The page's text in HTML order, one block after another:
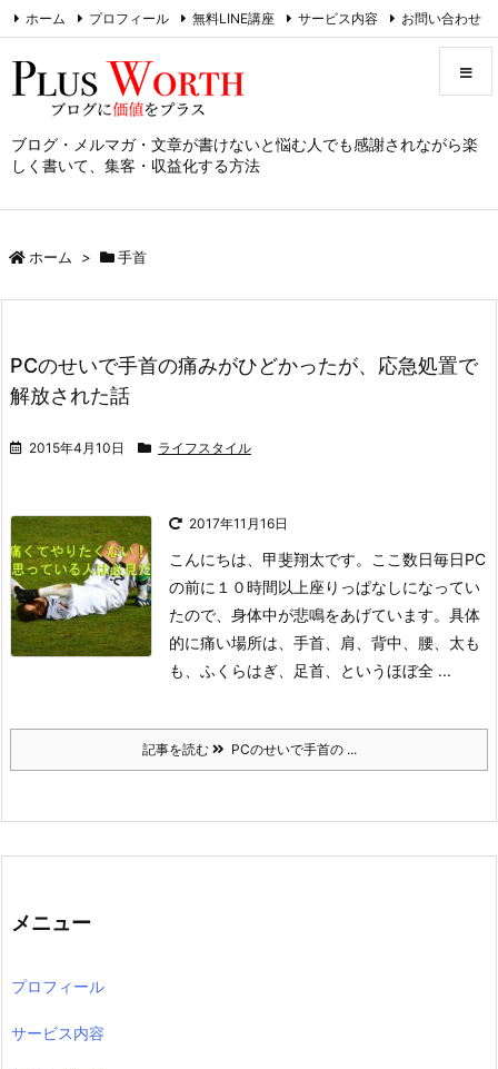
ブログ・メルマガ・文章が書けないと悩む人でも感謝されながら楽
しく書いて、集客・収益化する方法
メニュ
検索
ホーム プロフィール 無料LINE講座 サービス内容 お問い合わせ
ホーム > 手首
PCのせいで手首の痛みがひどかったが、応急処置で
解放された話
2015年4月10日 ライフスタイル
2017年11月16日
こんにちは、甲斐翔太です。
ここ数日毎日PC
の前に１０時間以上座りっぱなしになってい
たので、身体中が悲鳴をあげています。 具体
的に痛い場所は、 手首、肩、背中、腰、太も
も、ふくらはぎ、足首、というほぼ全 ...
記事を読む PCのせいで手首の ...
メニュー
プロフィール
サービス内容